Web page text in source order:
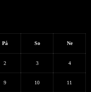
Pá So Ne
2 3 4
9 10 11